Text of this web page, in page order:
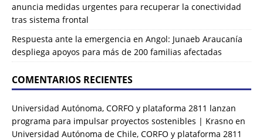
anuncia medidas urgentes para recuperar la conectividad
tras sistema frontal
Respuesta ante la emergencia en Angol: Junaeb Araucanía
despliega apoyos para más de 200 familias afectadas
COMENTARIOS RECIENTES
Universidad Autónoma, CORFO y plataforma 2811 lanzan
programa para impulsar proyectos sostenibles | Krasno en
Universidad Autónoma de Chile, CORFO y plataforma 2811